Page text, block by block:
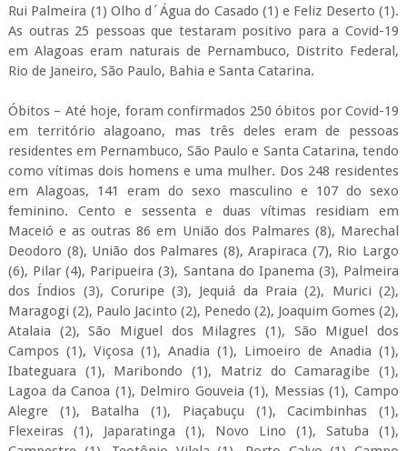
Rui Palmeira (1) Olho d´Água do Casado (1) e Feliz Deserto (1).
As outras 25 pessoas que testaram positivo para a Covid-19
em Alagoas eram naturais de Pernambuco, Distrito Federal,
Rio de Janeiro, São Paulo, Bahia e Santa Catarina.
Óbitos – Até hoje, foram confirmados 250 óbitos por Covid-19
em território alagoano, mas três deles eram de pessoas
residentes em Pernambuco, São Paulo e Santa Catarina, tendo
como vítimas dois homens e uma mulher. Dos 248 residentes
em Alagoas, 141 eram do sexo masculino e 107 do sexo
feminino. Cento e sessenta e duas vítimas residiam em
Maceió e as outras 86 em União dos Palmares (8), Marechal
Deodoro (8), União dos Palmares (8), Arapiraca (7), Rio Largo
(6), Pilar (4), Paripueira (3), Santana do Ipanema (3), Palmeira
dos Índios (3), Coruripe (3), Jequiá da Praia (2), Murici (2),
Maragogi (2), Paulo Jacinto (2), Penedo (2), Joaquim Gomes (2),
Atalaia (2), São Miguel dos Milagres (1), São Miguel dos
Campos (1), Viçosa (1), Anadia (1), Limoeiro de Anadia (1),
Ibateguara (1), Maribondo (1), Matriz do Camaragibe (1),
Lagoa da Canoa (1), Delmiro Gouveia (1), Messias (1), Campo
Alegre (1), Batalha (1), Piaçabuçu (1), Cacimbinhas (1),
Flexeiras (1), Japaratinga (1), Novo Lino (1), Satuba (1),